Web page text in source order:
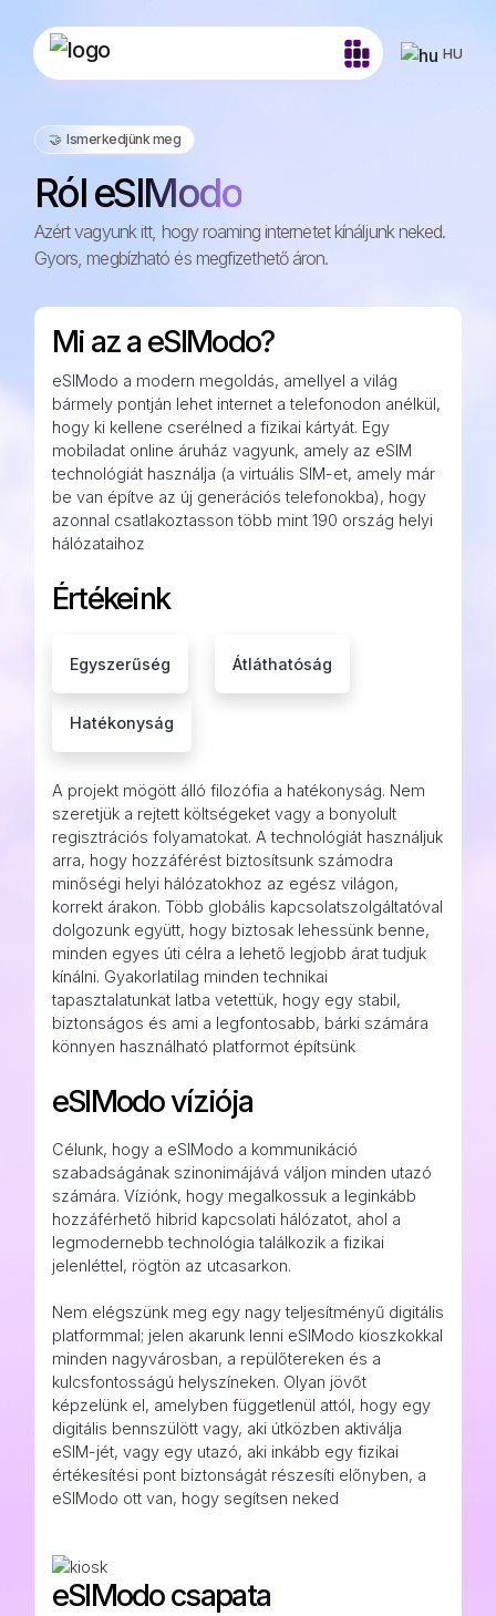
HU
🤝️ Ismerkedjünk meg
Ról eSIModo
Azért vagyunk itt, hogy roaming internetet kínáljunk neked.
Gyors, megbízható és megfizethető áron.
Mi az a eSIModo?
eSIModo a modern megoldás, amellyel a világ
bármely pontján lehet internet a telefonodon anélkül,
hogy ki kellene cserélned a fizikai kártyát. Egy
mobiladat online áruház vagyunk, amely az eSIM
technológiát használja (a virtuális SIM-et, amely már
be van építve az új generációs telefonokba), hogy
azonnal csatlakoztasson több mint 190 ország helyi
hálózataihoz
Értékeink
Egyszerűség Átláthatóság
Hatékonyság
A projekt mögött álló filozófia a hatékonyság. Nem
szeretjük a rejtett költségeket vagy a bonyolult
regisztrációs folyamatokat. A technológiát használjuk
arra, hogy hozzáférést biztosítsunk számodra
minőségi helyi hálózatokhoz az egész világon,
korrekt árakon. Több globális kapcsolatszolgáltatóval
dolgozunk együtt, hogy biztosak lehessünk benne,
minden egyes úti célra a lehető legjobb árat tudjuk
kínálni. Gyakorlatilag minden technikai
tapasztalatunkat latba vetettük, hogy egy stabil,
biztonságos és ami a legfontosabb, bárki számára
könnyen használható platformot építsünk
eSIModo víziója
Célunk, hogy a eSIModo a kommunikáció
szabadságának szinonimájává váljon minden utazó
számára. Víziónk, hogy megalkossuk a leginkább
hozzáférhető hibrid kapcsolati hálózatot, ahol a
legmodernebb technológia találkozik a fizikai
jelenléttel, rögtön az utcasarkon.
Nem elégszünk meg egy nagy teljesítményű digitális
platformmal; jelen akarunk lenni eSIModo kioszkokkal
minden nagyvárosban, a repülőtereken és a
kulcsfontosságú helyszíneken. Olyan jövőt
képzelünk el, amelyben függetlenül attól, hogy egy
digitális bennszülött vagy, aki útközben aktiválja
eSIM-jét, vagy egy utazó, aki inkább egy fizikai
értékesítési pont biztonságát részesíti előnyben, a
eSIModo ott van, hogy segítsen neked
eSIModo csapata